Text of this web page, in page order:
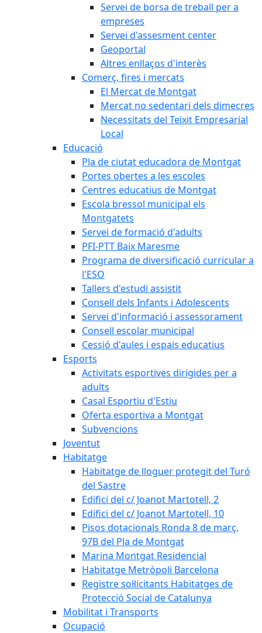
Servei de borsa de treball per a
empreses
Servei d'assesment center
Geoportal
Altres enllaços d'interès
Comerç, fires i mercats
El Mercat de Montgat
Mercat no sedentari dels dimecres
Necessitats del Teixit Empresarial
Local
Educació
Pla de ciutat educadora de Montgat
Portes obertes a les escoles
Centres educatius de Montgat
Escola bressol municipal els
Montgatets
Servei de formació d'adults
PFI-PTT Baix Maresme
Programa de diversificació curricular a
l'ESO
Tallers d'estudi assistit
Consell dels Infants i Adolescents
Servei d'informació i assessorament
Consell escolar municipal
Cessió d'aules i espais educatius
Esports
Activitats esportives dirigides per a
adults
Casal Esportiu d'Estiu
Oferta esportiva a Montgat
Subvencions
Joventut
Habitatge
Habitatge de lloguer protegit del Turó
del Sastre
Edifici del c/ Joanot Martotell, 2
Edifici del c/ Joanot Martotell, 10
Pisos dotacionals Ronda 8 de març,
97B del Pla de Montgat
Marina Montgat Residencial
Habitatge Metròpoli Barcelona
Registre sol·licitants Habitatges de
Protecció Social de Catalunya
Mobilitat i Transports
Ocupació